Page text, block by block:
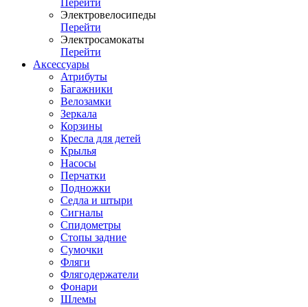
Перейти
Электровелосипеды
Перейти
Электросамокаты
Перейти
Аксессуары
Атрибуты
Багажники
Велозамки
Зеркала
Корзины
Кресла для детей
Крылья
Насосы
Перчатки
Подножки
Седла и штыри
Сигналы
Спидометры
Стопы задние
Сумочки
Фляги
Флягодержатели
Фонари
Шлемы